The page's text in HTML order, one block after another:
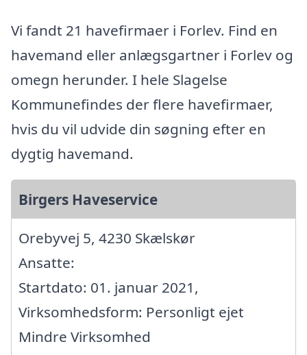
Vi fandt 21 havefirmaer i Forlev. Find en
havemand eller anlægsgartner i Forlev og
omegn herunder. I hele Slagelse
Kommunefindes der flere havefirmaer,
hvis du vil udvide din søgning efter en
dygtig havemand.
Birgers Haveservice
Orebyvej 5, 4230 Skælskør
Ansatte:
Startdato: 01. januar 2021,
Virksomhedsform: Personligt ejet
Mindre Virksomhed